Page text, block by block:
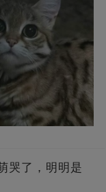
哭了，明明是